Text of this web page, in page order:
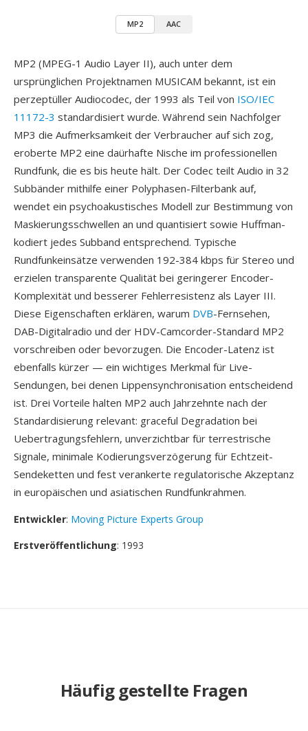
MP2 AAC
MP2 (MPEG-1 Audio Layer II), auch unter dem
ursprünglichen Projektnamen MUSICAM bekannt, ist ein
perzeptüller Audiocodec, der 1993 als Teil von ISO/IEC
11172-3 standardisiert wurde. Während sein Nachfolger
MP3 die Aufmerksamkeit der Verbraucher auf sich zog,
eroberte MP2 eine daürhafte Nische im professionellen
Rundfunk, die es bis heute hält. Der Codec teilt Audio in 32
Subbänder mithilfe einer Polyphasen-Filterbank auf,
wendet ein psychoakustisches Modell zur Bestimmung von
Maskierungsschwellen an und quantisiert sowie Huffman-
kodiert jedes Subband entsprechend. Typische
Rundfunkeinsätze verwenden 192-384 kbps für Stereo und
erzielen transparente Qualität bei geringerer Encoder-
Komplexität und besserer Fehlerresistenz als Layer III.
Diese Eigenschaften erklären, warum DVB-Fernsehen,
DAB-Digitalradio und der HDV-Camcorder-Standard MP2
vorschreiben oder bevorzugen. Die Encoder-Latenz ist
ebenfalls kürzer — ein wichtiges Merkmal für Live-
Sendungen, bei denen Lippensynchronisation entscheidend
ist. Drei Vorteile halten MP2 auch Jahrzehnte nach der
Standardisierung relevant: graceful Degradation bei
Uebertragungsfehlern, unverzichtbar für terrestrische
Signale, minimale Kodierungsverzögerung für Echtzeit-
Sendeketten und fest verankerte regulatorische Akzeptanz
in europäischen und asiatischen Rundfunkrahmen.
Entwickler: Moving Picture Experts Group
Erstveröffentlichung: 1993
Häufig gestellte Fragen